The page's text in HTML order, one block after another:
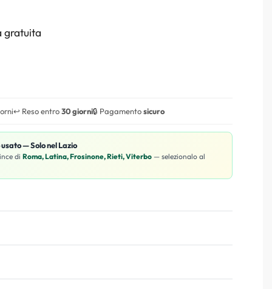
gratuita
↩️ Reso entro30 giorni🔒 Pagamentosicuro
— Solo nel Lazio
di Roma, Latina, Frosinone, Rieti, Viterbo — selezionalo al